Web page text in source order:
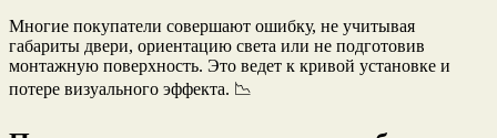
Многие покупатели совершают ошибку, не учитывая
габариты двери, ориентацию света или не подготовив
монтажную поверхность. Это ведет к кривой установке и
потере визуального эффекта. 📉